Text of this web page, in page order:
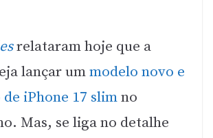
relataram hoje que a
lançar ummodelo novo e
iPhone 17 slimno
Mas, se liga no detalhe